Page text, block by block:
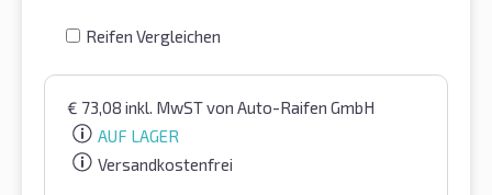
Reifen Vergleichen
€ 73,08 inkl. MwSTvon Auto-Raifen GmbH
AUF LAGER
Versandkostenfrei